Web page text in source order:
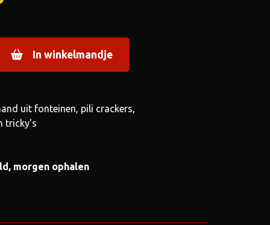
In winkelmandje
uit fonteinen, pili crackers,
tricky's
morgen ophalen